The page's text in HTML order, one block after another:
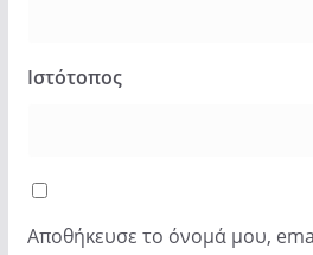
Ιστότοπος
Αποθήκευσε το όνομά μου,